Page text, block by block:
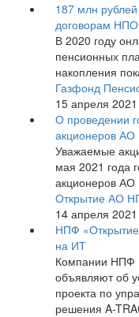
187 млн
договорам
В 2020 году
пенсионных
накопления
Газфонд
15 апреля 2021
О проведении
акционеров
Уважаемые
мая 2021 года
акционеров
Открытие АО
14 апреля 2021
НПФ
на ИТ
Компании НПФ
объявляют об
проекта по
решения A-